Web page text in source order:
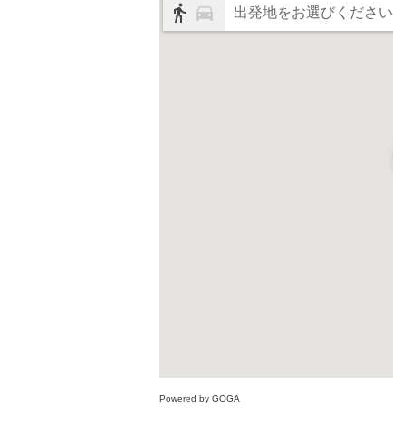
出発地をお選びください
Powered by GOGA